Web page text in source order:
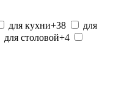
для кухни+38
для
для столовой+4